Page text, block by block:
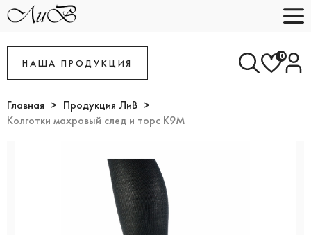
НАША ПРОДУКЦИЯ
0
Главная
Продукция ЛиВ
Колготки махровый след и торс К9М